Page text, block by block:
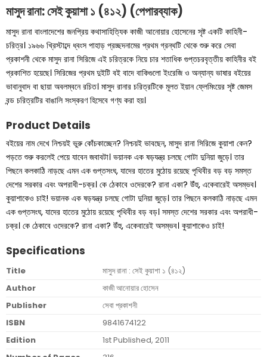
মাসুদ রানা: সেই কুয়াশা ১ (৪১২) (পেপারব্যাক)
মাসুদ রানা বাংলাদেশের জনপ্রিয় কথাসাহিত্যিক কাজী আনোয়ার হোসেনের সৃষ্ট একটি কাহিনী-
চরিত্র। ১৯৬৬ খ্রিস্টাব্দে ধ্বংস পাহাড় প্রচ্ছদনামের প্রথম গ্রন্থটি থেকে শুরু করে সেবা
প্রকাশনী থেকে মাসুদ রানা সিরিজে এই চরিত্রকে নিয়ে চার শতাধিক গুপ্তচরবৃত্তীয় কাহিনীর বই
প্রকাশিত হয়েছে। সিরিজের প্রথম দুইটি বই বাদে বাকিগুলো ইংরেজি ও অন্যান্য ভাষার বইয়ের
ভাবানুবাদ বা ছায়া অবলম্বনে রচিত। মাসুদ রানার চরিত্রটিকে মূলত ইয়ান ফ্লেমিংয়ের সৃষ্ট জেমস
বন্ড চরিত্রটির বাঙালি সংস্করণ হিসেবে গণ্য করা হয়।
Product Details
বইয়ের নাম দেখে নিশ্চয়ই ভুরু কোঁচকাচ্ছেন? নিশ্চয়ই ভাবছেন, মাসুদ রানা সিরিজে কুয়াশা কেন?
পড়তে শুরু করলেই পেয়ে যাবেন জবাবটা। ভয়ানক এক ষড়যন্ত্র চলছে গােটা দুনিয়া জুড়ে। তার
পিছনে কলকাঠি নাড়ছে এমন এক গুপ্তসংঘ, যাদের হাতের মুঠোয় রয়েছে পৃথিবীর বড় বড় সমস্ত
দেশের সরকার এবং অপরাধী-চক্র। কে ঠেকাবে ওদেরকে? রানা একা? উঁহু, একেবারেই অসম্ভব।
কুয়াশাকেও চাই! ভয়ানক এক ষড়যন্ত্র চলছে গোটা দুনিয়া জুড়ে। তার পিছনে কলকাঠি নাড়ছে এমন
এক গুপ্তসংঘ, যাদের হাতের মুঠোয় রয়েছে পৃথিবীর বড় বড়। সমস্ত দেশের সরকার এবং অপরাধী-
চক্র। কে ঠেকাবে ওদেরকে? রানা একা? উঁহু, একেবারেই অসম্ভব। কুয়াশাকেও চাই!
Specifications
Title
মাসুদ রানা : সেই কুয়াশা ১ (৪১২)
Author
কাজী আনোয়ার হোসেন
Publisher
সেবা প্রকাশনী
ISBN
9841674122
Edition
1st Published, 2011